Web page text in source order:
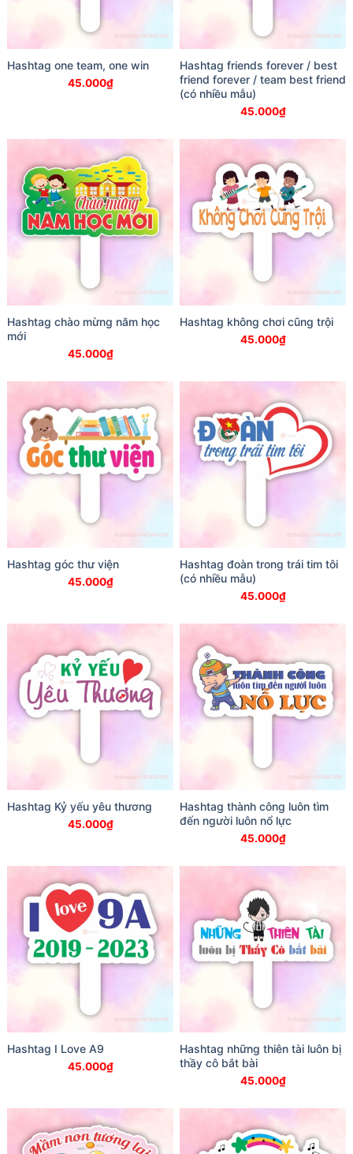
Hashtag one team, one win
45.000₫
Hashtag friends forever / best
friend forever / team best friend
(có nhiều mẫu)
45.000₫
Hashtag chào mừng năm học
mới
45.000₫
Hashtag không chơi cũng trội
45.000₫
Hashtag góc thư viện
45.000₫
Hashtag đoàn trong trái tim tôi
(có nhiều mẫu)
45.000₫
Hashtag Kỷ yếu yêu thương
45.000₫
Hashtag thành công luôn tìm
đến người luôn nổ lực
45.000₫
Hashtag I Love A9
45.000₫
Hashtag những thiên tài luôn bị
thầy cô bắt bài
45.000₫